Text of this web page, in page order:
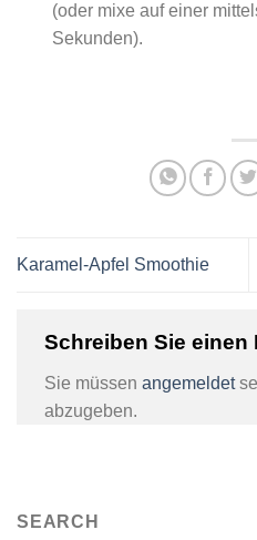
(oder mixe auf einer
Sekunden).
Karamel-Apfel Smoothie
Schreiben Sie einen
Sie müssen angemeldet
abzugeben.
SEARCH